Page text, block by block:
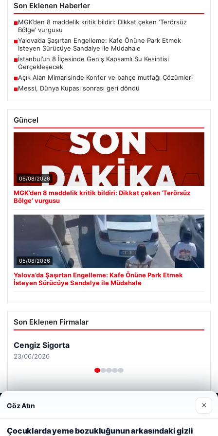
Son Eklenen Haberler
■MGK’den 8 maddelik kritik bildiri: Dikkat çeken ‘Terörsüz
Bölge’ vurgusu
■Yalova’da Şaşırtan Engelleme: Kafe Önüne Park Etmek
İsteyen Sürücüye Sandalye ile Müdahale
■İstanbul’un 8 İlçesinde Geniş Kapsamlı Su Kesintisi
Gerçekleşecek
■Açık Alan Mimarisinde Konfor ve bahçe mutfağı Çözümleri
■Messi, Dünya Kupası sonrası geri döndü
Güncel
06/08/2026
MGK’den 8 maddelik kritik bildiri: Dikkat çeken ‘Terörsüz
Bölge’ vurgusu
05/08/2026
Yalova’da Şaşırtan Engelleme: Kafe Önüne Park Etmek
İsteyen Sürücüye Sandalye ile Müdahale
Son Eklenen Firmalar
Cengiz Sigorta
23/06/2026
© 2026 Analiz Gazete – Güncel Haberler
Web sitemizi nasıl kullandığınızı daha iyi anlayabilmek,
deneyiminizi kişiselleştirmek ve geliştirmek amacıyla çerezler
kullanıyoruz.
Çerez Politikamız
Göz Atın ×
Çocuklarda yeme bozukluğunun arkasındaki gizli